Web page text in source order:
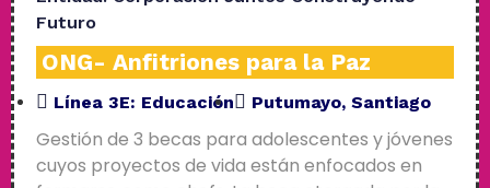
Futuro
ONG- Anfitriones para la Paz
Línea 3E: Educación Putumayo, Santiago
Gestión de 3 becas para adolescentes y jóvenes
cuyos proyectos de vida están enfocados en